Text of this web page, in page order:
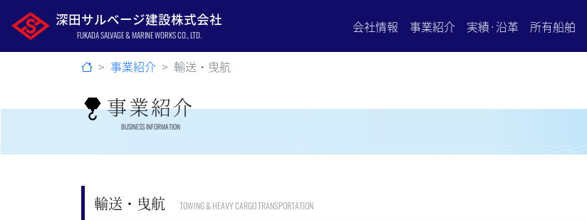
深田サルベージ建設株式会社
FUKADA SALVAGE & MARINE WORKS CO., LTD.
会社情報 事業紹介 実績·沿革 所有船舶
事業紹介 輸送・曳航
事業紹介
BUSINESS INFORMATION
輸送・曳航TOWING & HEAVY CARGO TRANSPORTATION